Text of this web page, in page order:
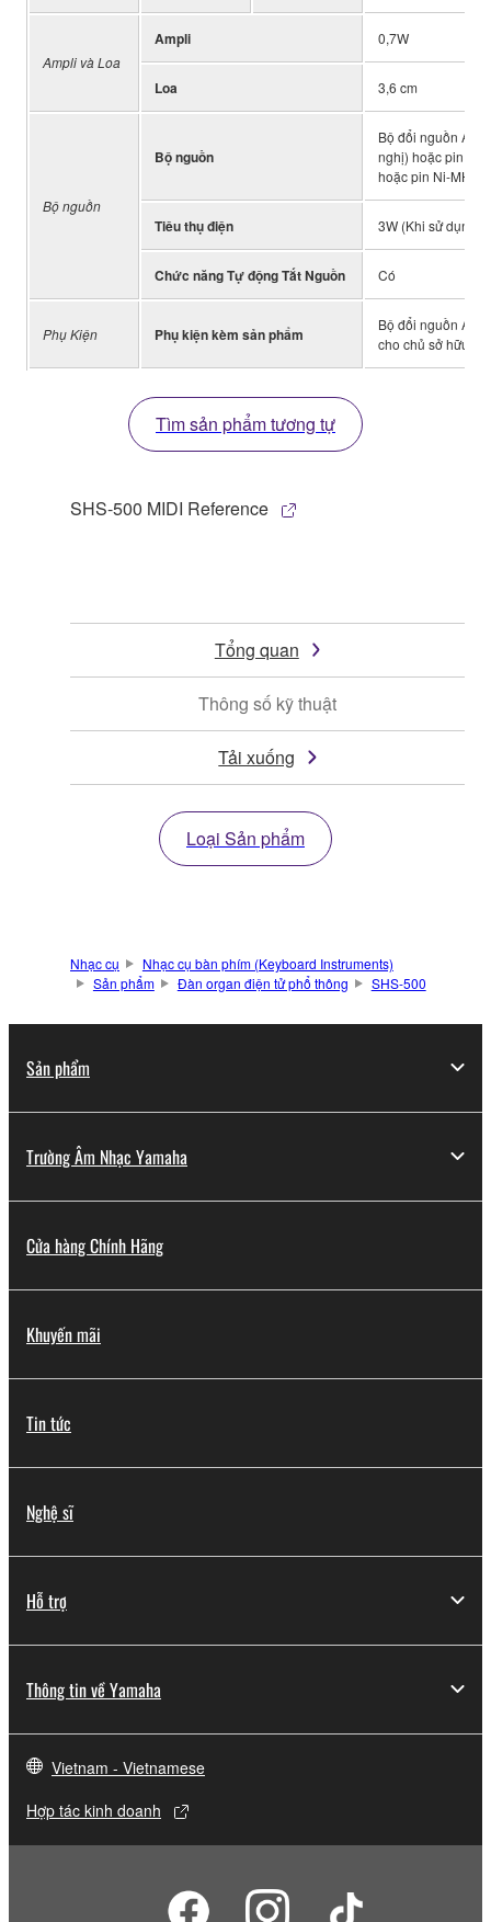
Ampli và Loa
Ampli 0,7W
Loa 3,6 cm
Bộ nguồn
Bộ nguồn
Bộ đổi nguồn AC
nghị) hoặc pin
hoặc pin Ni-MH
Tiêu thụ điện 3W (Khi sử dụng
Chức năng Tự động Tắt Nguồn Có
Phụ Kiện Phụ kiện kèm sản phẩm
Bộ đổi nguồn
cho chủ sở hữu
Tìm sản phẩm tương tự
SHS-500 MIDI Reference
Tổng quan
Thông số kỹ thuật
Tải xuống
Loại Sản phẩm
Nhạc cụ
Nhạc cụ bàn phím (Keyboard Instruments)
Sản phẩm
Đàn organ điện tử phổ thông SHS-500
Sản phẩm
Trường Âm Nhạc Yamaha
Cửa hàng Chính Hãng
Khuyến mãi
Tin tức
Nghệ sĩ
Hỗ trợ
Thông tin về Yamaha
Vietnam - Vietnamese
Hợp tác kinh doanh